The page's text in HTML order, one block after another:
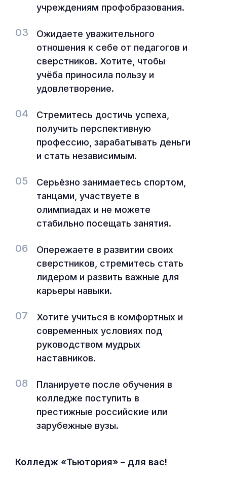
учреждениям профобразования.
03
Ожидаете уважительного
отношения к себе от педагогов и
сверстников. Хотите, чтобы
учёба приносила пользу и
удовлетворение.
04
Стремитесь достичь успеха,
получить перспективную
профессию, зарабатывать деньги
и стать независимым.
05
Серьёзно занимаетесь спортом,
танцами, участвуете в
олимпиадах и не можете
стабильно посещать занятия.
06
Опережаете в развитии своих
сверстников, стремитесь стать
лидером и развить важные для
карьеры навыки.
07
Хотите учиться в комфортных и
современных условиях под
руководством мудрых
наставников.
08
Планируете после обучения в
колледже поступить в
престижные российские или
зарубежные вузы.
Колледж «Тьютория» – для вас!